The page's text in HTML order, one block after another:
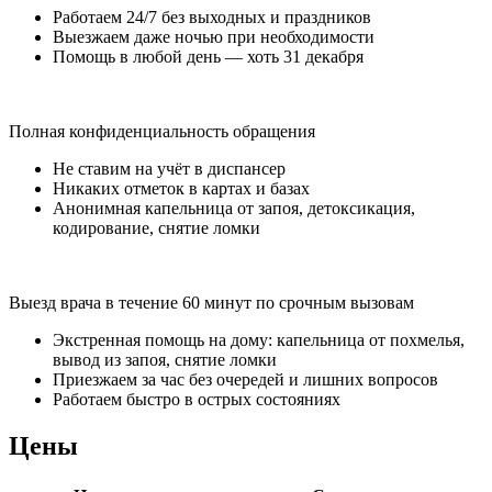
Работаем 24/7 без выходных и праздников
Выезжаем даже ночью при необходимости
Помощь в любой день — хоть 31 декабря
Полная конфиденциальность обращения
Не ставим на учёт в диспансер
Никаких отметок в картах и базах
Анонимная капельница от запоя, детоксикация,
кодирование, снятие ломки
Выезд врача в течение 60 минут по срочным вызовам
Экстренная помощь на дому: капельница от похмелья,
вывод из запоя, снятие ломки
Приезжаем за час без очередей и лишних вопросов
Работаем быстро в острых состояниях
Цены